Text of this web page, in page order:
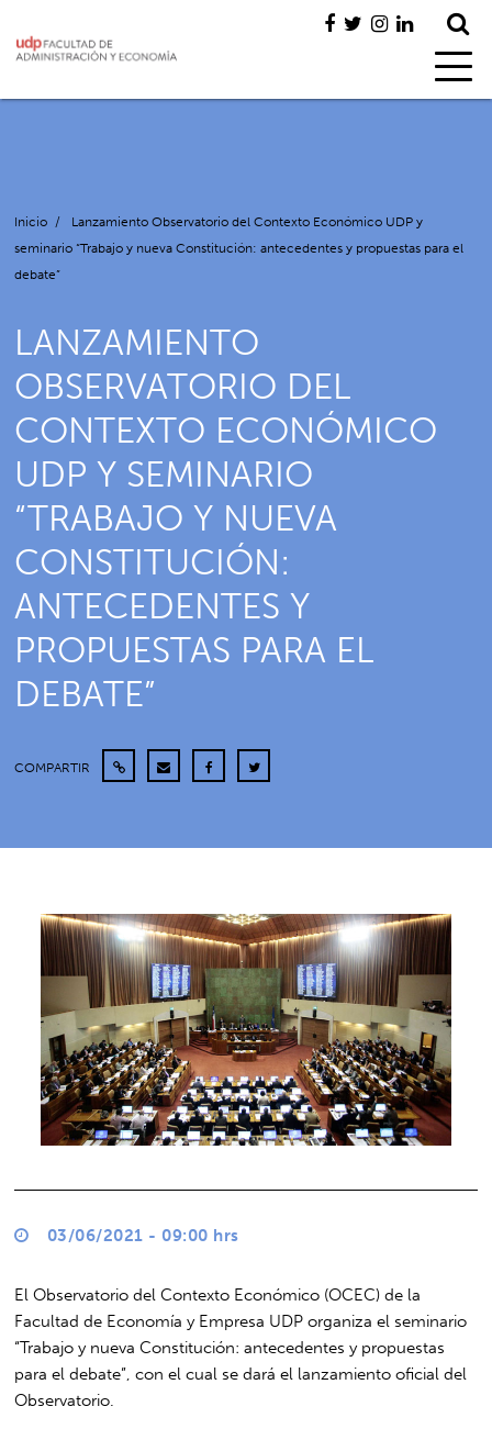
Inicio /
Lanzamiento Observatorio del Contexto Económico UDP y
seminario “Trabajo y nueva Constitución: antecedentes y propuestas para el
debate”
LANZAMIENTO
OBSERVATORIO DEL
CONTEXTO ECONÓMICO
UDP Y SEMINARIO
“TRABAJO Y NUEVA
CONSTITUCIÓN:
ANTECEDENTES Y
PROPUESTAS PARA EL
DEBATE”
COMPARTIR
03/06/2021 - 09:00 hrs
El Observatorio del Contexto Económico (OCEC) de la
Facultad de Economía y Empresa UDP organiza el seminario
“Trabajo y nueva Constitución: antecedentes y propuestas
para el debate”, con el cual se dará el lanzamiento oficial del
Observatorio.